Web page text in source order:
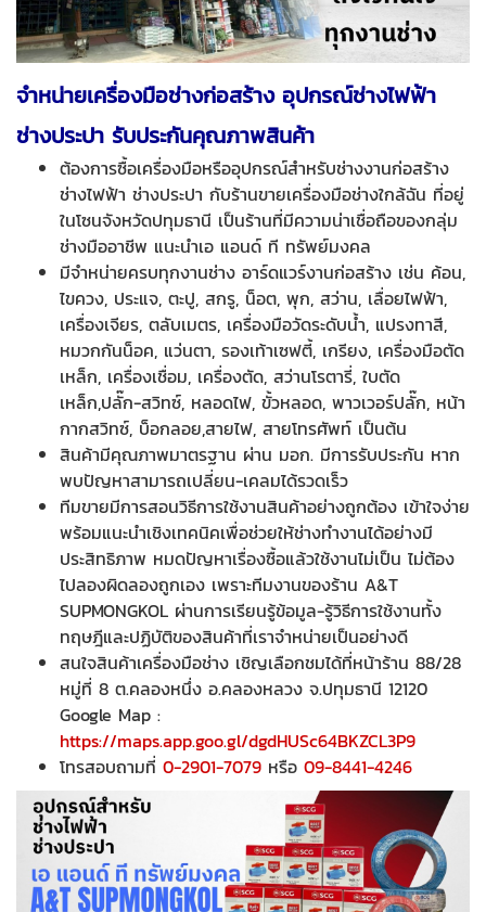
จำหน่ายเครื่องมือช่างก่อสร้าง อุปกรณ์ช่างไฟฟ้า
ช่างประปา รับประกันคุณภาพสินค้า
ต้องการซื้อเครื่องมือหรืออุปกรณ์สำหรับช่างงานก่อสร้าง
ช่างไฟฟ้า ช่างประปา กับร้านขายเครื่องมือช่างใกล้ฉัน ที่อยู่
ในโซนจังหวัดปทุมธานี เป็นร้านที่มีความน่าเชื่อถือของกลุ่ม
ช่างมืออาชีพ แนะนำเอ แอนด์ ที ทรัพย์มงคล
มีจำหน่ายครบทุกงานช่าง อาร์ดแวร์งานก่อสร้าง เช่น ค้อน,
ไขควง, ประแจ, ตะปู, สกรู, น็อต, พุก, สว่าน, เลื่อยไฟฟ้า,
เครื่องเจียร, ตลับเมตร, เครื่องมือวัดระดับน้ำ, แปรงทาสี,
หมวกกันน็อค, แว่นตา, รองเท้าเซฟตี้, เกรียง, เครื่องมือตัด
เหล็ก, เครื่องเชื่อม, เครื่องตัด, สว่านโรตารี่, ใบตัด
เหล็ก,ปลั๊ก-สวิทซ์, หลอดไฟ, ขั้วหลอด, พาวเวอร์ปลั๊ก, หน้า
กากสวิทซ์, บ็อกลอย,สายไฟ, สายโทรศัพท์ เป็นต้น
สินค้ามีคุณภาพมาตรฐาน ผ่าน มอก. มีการรับประกัน หาก
พบปัญหาสามารถเปลี่ยน-เคลมได้รวดเร็ว
ทีมขายมีการสอนวิธีการใช้งานสินค้าอย่างถูกต้อง เข้าใจง่าย
พร้อมแนะนำเชิงเทคนิคเพื่อช่วยให้ช่างทำงานได้อย่างมี
ประสิทธิภาพ หมดปัญหาเรื่องซื้อแล้วใช้งานไม่เป็น ไม่ต้อง
ไปลองผิดลองถูกเอง เพราะทีมงานของร้าน A&T
SUPMONGKOL ผ่านการเรียนรู้ข้อมูล-รู้วิธีการใช้งานทั้ง
ทฤษฎีและปฏิบัติของสินค้าที่เราจำหน่ายเป็นอย่างดี
สนใจสินค้าเครื่องมือช่าง เชิญเลือกชมได้ที่หน้าร้าน 88/28
หมู่ที่ 8 ต.คลองหนึ่ง อ.คลองหลวง จ.ปทุมธานี 12120
Google Map :
https://maps.app.goo.gl/dgdHUSc64BKZCL3P9
โทรสอบถามที่ 0-2901-7079 หรือ 09-8441-4246